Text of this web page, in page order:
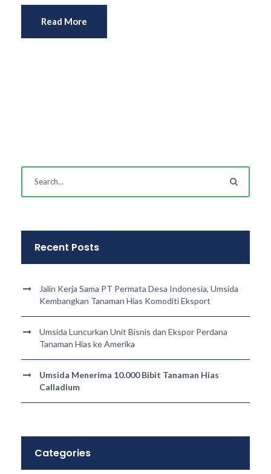
Read More
Recent Posts
Jalin Kerja Sama PT Permata Desa Indonesia, Umsida
Kembangkan Tanaman Hias Komoditi Eksport
Umsida Luncurkan Unit Bisnis dan Ekspor Perdana
Tanaman Hias ke Amerika
Umsida Menerima 10.000 Bibit Tanaman Hias
Calladium
Categories